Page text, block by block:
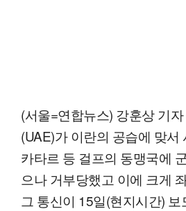
(서울=연합뉴스) 강훈상 기
(UAE)가 이란의 공습에 맞서
카타르 등 걸프의 동맹국에
으나 거부당했고 이에 크게
그 통신이 15일(현지시간) 보